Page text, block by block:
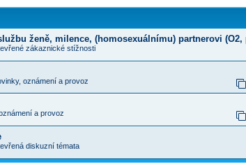
ženě, milence, (homosexuálnímu) partnerovi (O2,
zákaznické stížnosti
oznámení a provoz
a provoz
diskuzní témata